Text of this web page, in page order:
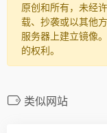
原创和所有，未经
载、抄袭或以其他
服务器上建立镜像
的权利。
类似网站